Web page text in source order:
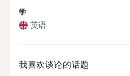
学
英语
我喜欢谈论的话题